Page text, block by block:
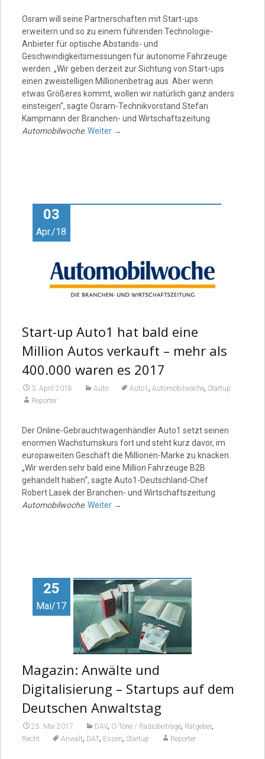
Osram will seine Partnerschaften mit Start-ups
erweitern und so zu einem führenden Technologie-
Anbieter für optische Abstands- und
Geschwindigkeitsmessungen für autonome Fahrzeuge
werden. „Wir geben derzeit zur Sichtung von Start-ups
einen zweistelligen Millionenbetrag aus. Aber wenn
etwas Größeres kommt, wollen wir natürlich ganz anders
einsteigen“, sagte Osram-Technikvorstand Stefan
Kampmann der Branchen- und Wirtschaftszeitung
Automobilwoche. Weiter →
03
Apr./18
Start-up Auto1 hat bald eine
Million Autos verkauft – mehr als
400.000 waren es 2017
3. April 2018 Auto Auto1 , Automobilwoche, Startup
Reporter
Der Online-Gebrauchtwagenhändler Auto1 setzt seinen
enormen Wachstumskurs fort und steht kurz davor, im
europaweiten Geschäft die Millionen-Marke zu knacken.
„Wir werden sehr bald eine Million Fahrzeuge B2B
gehandelt haben“, sagte Auto1-Deutschland-Chef
Robert Lasek der Branchen- und Wirtschaftszeitung
Automobilwoche. Weiter →
25
Mai/17
Magazin: Anwälte und
Digitalisierung – Startups auf dem
Deutschen Anwaltstag
25. Mai 2017 DAV, O-Töne / Radiobeiträge, Ratgeber,
Recht Anwalt, DAT, Essen, Startup Reporter